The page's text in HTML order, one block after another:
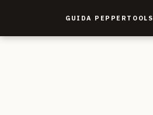
GUIDA PEPPERTOOLS